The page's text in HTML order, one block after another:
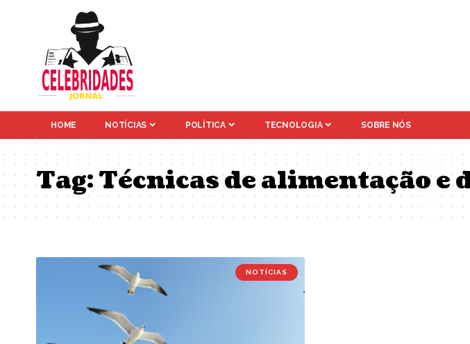
HOME NOTÍCIAS POLÍTICA TECNOLOGIA SOBRE NÓS
Tag:Técnicas de alimentação
NOTÍCIAS